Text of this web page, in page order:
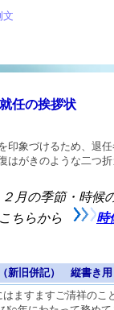
文
任の挨拶状
印象づけるため、退
はがきのような二つ
の季節・時候の
ら
時
新旧併記） 縦書き
ますますご清祥のこ